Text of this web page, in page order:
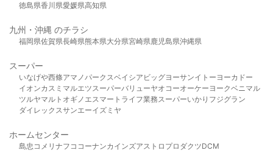
徳島県香川県愛媛県高知県
九州・沖縄 のチラシ
福岡県佐賀県長崎県熊本県大分県宮崎県鹿児島県沖縄県
スーパー
いなげや西條アマノパークスベイシア ビッグヨーサンイトーヨーカドー
イオンカスミ マルエツスーパーバリューヤオコーオーケー ヨークベニマル
ツルヤマルト オギノ エスマート ライフ業務スーパーいかり フジグラン
ダイレックスサンエーイズミヤ
ホームセンター
島忠 コメリ ナフコ コーナンカインズアストロプロダクツDCM